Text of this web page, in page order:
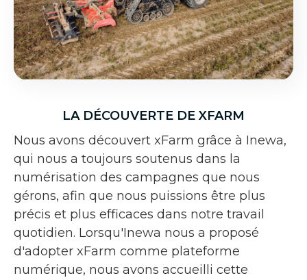
LA DÉCOUVERTE DE XFARM
Nous avons découvert xFarm grâce à Inewa,
qui nous a toujours soutenus dans la
numérisation des campagnes que nous
gérons, afin que nous puissions être plus
précis et plus efficaces dans notre travail
quotidien. Lorsqu'Inewa nous a proposé
d'adopter xFarm comme plateforme
numérique, nous avons accueilli cette